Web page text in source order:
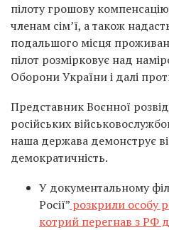
пілоту грошову
членам сімʼї, а також
подальшого місця
пілот розмірковує над
Оборони України і далі
Представник Воєнної
російських
наша держава демонструє
демократичність.
У документальному
Росії” розкрили особу
котрий перегнав з РФ